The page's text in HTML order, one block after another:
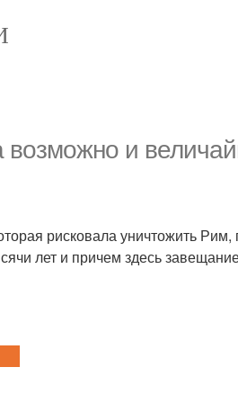
возможно и
рисковала уничтожить Рим,
лет и причем здесь